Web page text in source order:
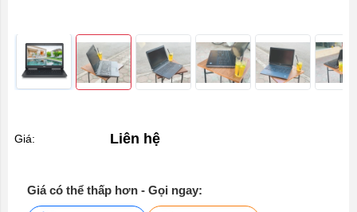
Giá: Liên hệ
Giá có thể thấp hơn - Gọi ngay: